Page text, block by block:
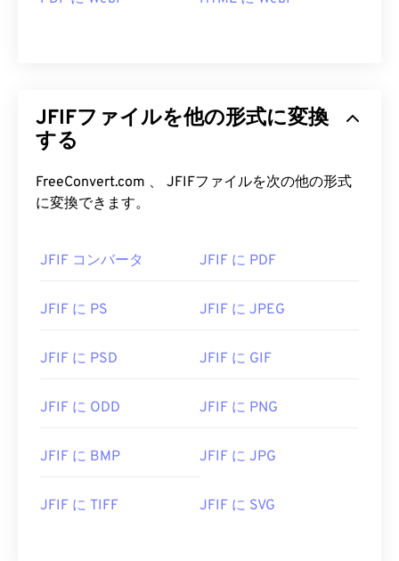
JFIFファイルを他の形式に変換
する
FreeConvert.com 、 JFIFファイルを次の他の形式
に変換できます。
JFIF コンバータ JFIF に PDF
JFIF に PS JFIF に JPEG
JFIF に PSD JFIF に GIF
JFIF に ODD JFIF に PNG
JFIF に BMP JFIF に JPG
JFIF に TIFF JFIF に SVG